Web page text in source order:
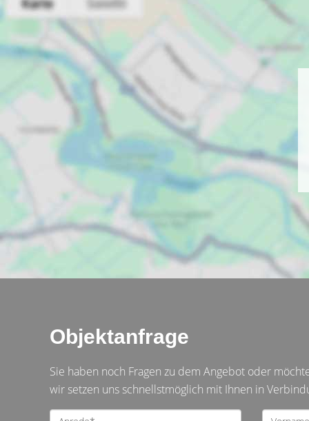
Objektanfrage
Sie haben noch Fragen zu dem Angebot oder
wir setzen uns schnellstmöglich mit Ihnen in